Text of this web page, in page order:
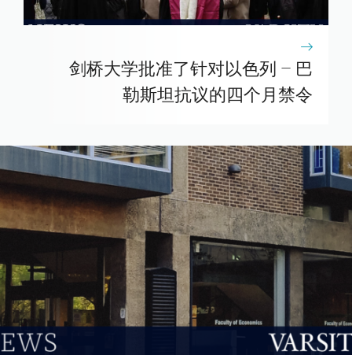
剑桥大学批准了针对以色列 – 巴
勒斯坦抗议的四个月禁令